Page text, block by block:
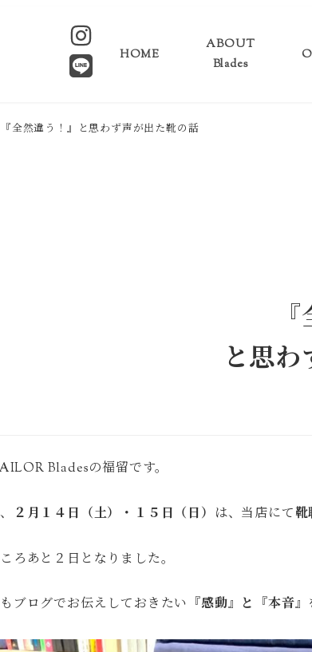
HOME
ABOUT
Blades
全然違う！』と思わず声が出た靴の話
と思
Bladesの福留です。
２月１４日（土）・１５日（日） は、当店にて靴
ろあと２日となりました。
ブログでお伝えしておきたい 『感動』と『本音』